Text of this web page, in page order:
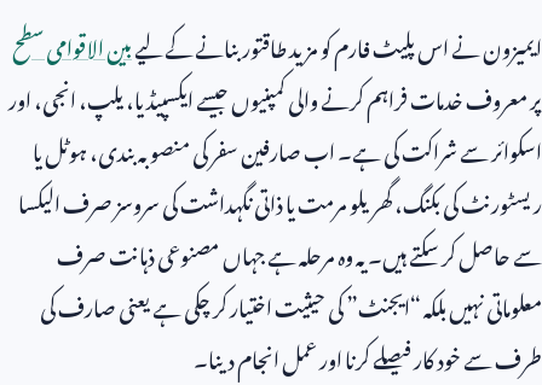
ایمیزون نے اس پلیٹ فارم کو مزید طاقتور بنانے کے لیےبین الاقوامی سطح
پر معروف خدمات فراہم کرنے والی کمپنیوں جیسے ایکسپیڈیا، یلپ، انجی، اور
اسکوائر سے شراکت کی ہے۔ اب صارفین سفر کی منصوبہ بندی، ہوٹل یا
ریسٹورنٹ کی بکنگ، گھریلو مرمت یا ذاتی نگہداشت کی سروسز صرف الیکسا
سے حاصل کر سکتے ہیں۔ یہ وہ مرحلہ ہے جہاں مصنوعی ذہانت صرف
معلوماتی نہیں بلکہ “ایجنٹ” کی حیثیت اختیار کر چکی ہے یعنی صارف کی
طرف سے خود کار فیصلے کرنا اور عمل انجام دینا۔